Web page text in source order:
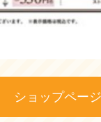
ショップペー